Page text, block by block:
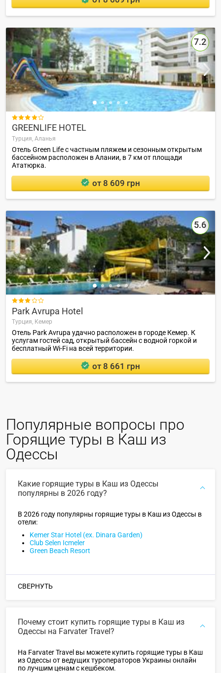
7.2

GREENLIFE HOTEL
Турция, Аланья
Отель Green Life с частным пляжем и сезонным открытым
бассейном расположен в Алании, в 7 км от площади
Ататюрка.
от 8 609 грн
5.6

Park Avrupa Hotel
Турция, Кемер
Отель Park Avrupa удачно расположен в городе Кемер. К
услугам гостей сад, открытый бассейн с водной горкой и
бесплатный Wi-Fi на всей территории.
от 8 661 грн
Популярные вопросы про
Горящие туры в Каш из
Одессы
Какие горящие туры в Каш из Одессы
популярны в 2026 году?
В 2026 году популярны горящие туры в Каш из Одессы в
отели:
Kemer Star Hotel (ex. Dinara Garden)
Club Selen Icmeler
Green Beach Resort
СВЕРНУТЬ
Почему стоит купить горящие туры в Каш из
Одессы на Farvater Travel?
На Farvater Travel вы можете купить горящие туры в Каш
из Одессы от ведущих туроператоров Украины онлайн
по лучшим ценам с кешбеком.